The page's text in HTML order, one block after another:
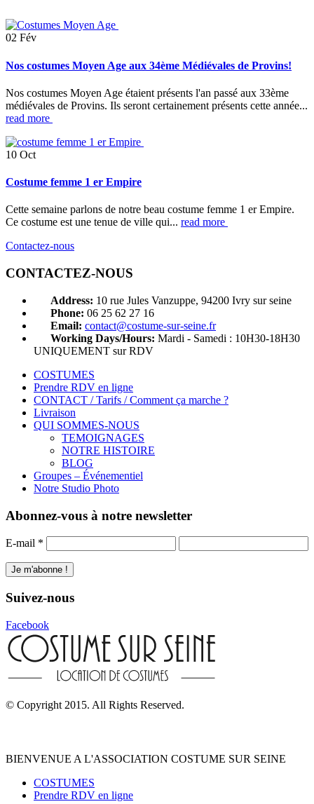
02 Fév
Nos costumes Moyen Age aux 34ème Médiévales de Provins!
Nos costumes Moyen Age étaient présents l'an passé aux 33ème
médiévales de Provins. Ils seront certainement présents cette année...
read more
10 Oct
Costume femme 1 er Empire
Cette semaine parlons de notre beau costume femme 1 er Empire.
Ce costume est une tenue de ville qui... read more
Contactez-nous
CONTACTEZ-NOUS
Address: 10 rue Jules Vanzuppe, 94200 Ivry sur seine
Phone: 06 25 62 27 16
Email: contact@costume-sur-seine.fr
Working Days/Hours: Mardi - Samedi : 10H30-18H30
UNIQUEMENT sur RDV
COSTUMES
Prendre RDV en ligne
CONTACT / Tarifs / Comment ça marche ?
Livraison
QUI SOMMES-NOUS
TEMOIGNAGES
NOTRE HISTOIRE
BLOG
Groupes – Événementiel
Notre Studio Photo
Abonnez-vous à notre newsletter
E-mail *
Suivez-nous
Facebook
© Copyright 2015. All Rights Reserved.
BIENVENUE A L'ASSOCIATION COSTUME SUR SEINE
COSTUMES
Prendre RDV en ligne